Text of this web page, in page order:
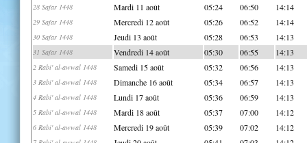
28 Safar 1448 Mardi 11 août 05:24 06:50 14:14
29 Safar 1448 Mercredi 12 août 05:26 06:52 14:14
30 Safar 1448 Jeudi 13 août 05:28 06:53 14:13
31 Safar 1448 Vendredi 14 août 05:30 06:55 14:13
2 Rabi' al-awwal 1448 Samedi 15 août 05:32 06:56 14:13
3 Rabi' al-awwal 1448 Dimanche 16 août 05:34 06:57 14:13
4 Rabi' al-awwal 1448 Lundi 17 août 05:36 06:59 14:13
5 Rabi' al-awwal 1448 Mardi 18 août 05:37 07:00 14:12
6 Rabi' al-awwal 1448 Mercredi 19 août 05:39 07:02 14:12